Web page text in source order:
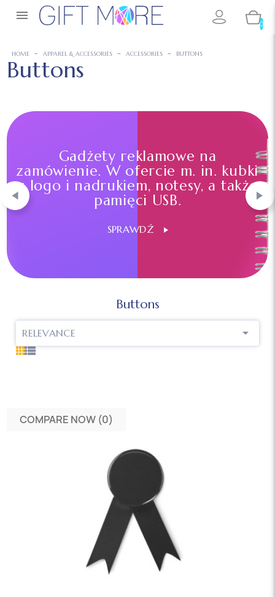

0
HOME APPAREL & ACCESSORIES ACCESSORIES BUTTONS
Buttons
Gadżety reklamowe na
zamówienie. W ofercie m. in. kubki
z logo i nadrukiem, notesy, a także
pamięci USB.
SPRAWDŹ
Buttons
RELEVANCE 
COMPARE NOW (0)‎